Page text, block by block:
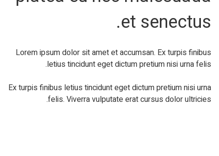
et senectus.
Lorem ipsum dolor sit amet et accumsan. Ex turpis finibus
letius tincidunt eget dictum pretium nisi urna felis.
Ex turpis finibus letius tincidunt eget dictum pretium nisi urna
felis. Viverra vulputate erat cursus dolor ultricies.